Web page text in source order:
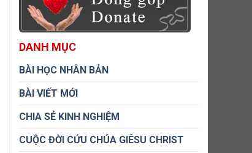
DANH MỤC
BÀI HỌC NHÂN BẢN
BÀI VIẾT MỚI
CHIA SẺ KINH NGHIỆM
CUỘC ĐỜI CỨU CHÚA GIÊSU CHRIST